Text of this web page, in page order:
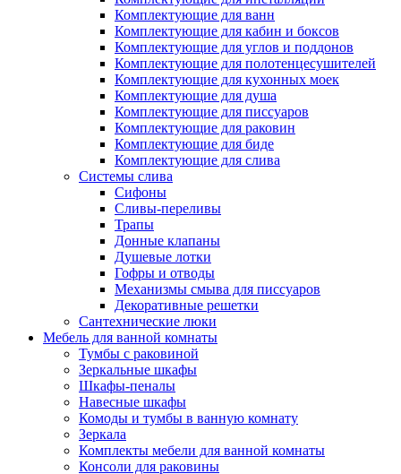
Комплектующие для ванн
Комплектующие для кабин и боксов
Комплектующие для углов и поддонов
Комплектующие для полотенцесушителей
Комплектующие для кухонных моек
Комплектующие для душа
Комплектующие для писсуаров
Комплектующие для раковин
Комплектующие для биде
Комплектующие для слива
Системы слива
Сифоны
Сливы-переливы
Трапы
Донные клапаны
Душевые лотки
Гофры и отводы
Механизмы смыва для писсуаров
Декоративные решетки
Сантехнические люки
Мебель для ванной комнаты
Тумбы с раковиной
Зеркальные шкафы
Шкафы-пеналы
Навесные шкафы
Комоды и тумбы в ванную комнату
Зеркала
Комплекты мебели для ванной комнаты
Консоли для раковины